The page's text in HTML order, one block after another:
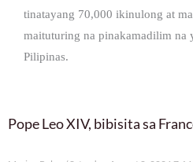
tinatayang 70,000 ikinulong at
maituturing na pinakamadilim na
Pilipinas.
Pope Leo XIV, bibisita sa